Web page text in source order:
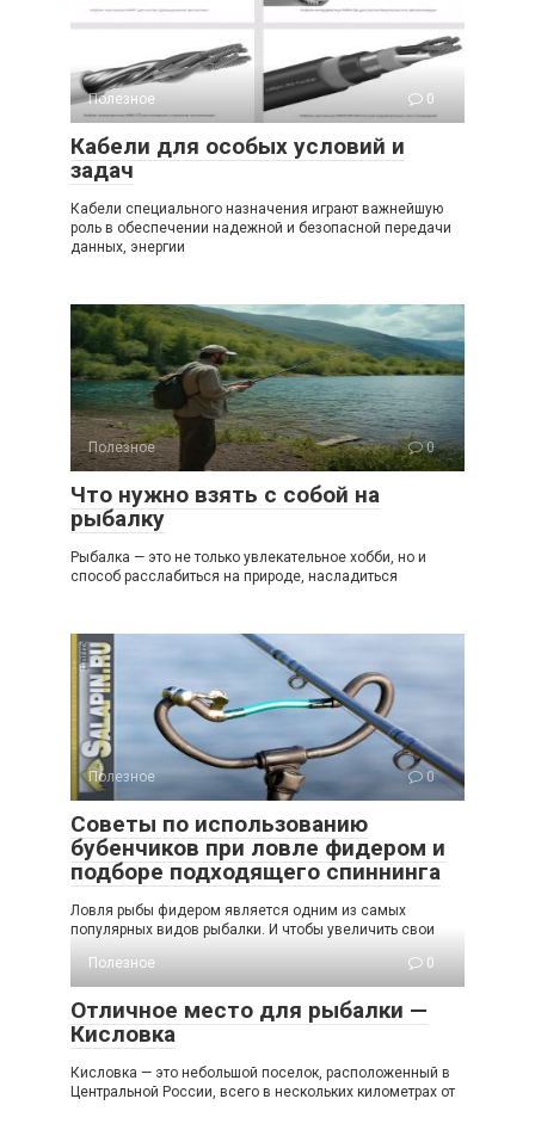
Полезное 0
Кабели для особых условий и
задач
Кабели специального назначения играют важнейшую
роль в обеспечении надежной и безопасной передачи
данных, энергии
Полезное 0
Что нужно взять с собой на
рыбалку
Рыбалка — это не только увлекательное хобби, но и
способ расслабиться на природе, насладиться
Полезное 0
Советы по использованию
бубенчиков при ловле фидером и
подборе подходящего спиннинга
Ловля рыбы фидером является одним из самых
популярных видов рыбалки. И чтобы увеличить свои
Полезное
0
Отличное место для рыбалки —
Кисловка
Кисловка — это небольшой поселок, расположенный в
Центральной России, всего в нескольких километрах от